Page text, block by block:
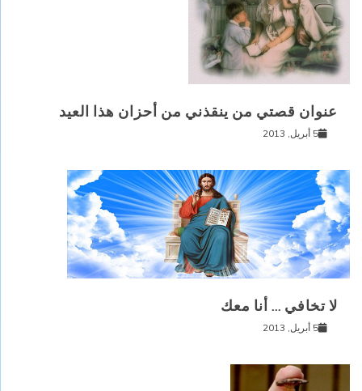
عنوان قصتي من ينقذني من أحزان هذا العيد
5 أبريل, 2013
لا تخافي … أنا معك
5 أبريل, 2013